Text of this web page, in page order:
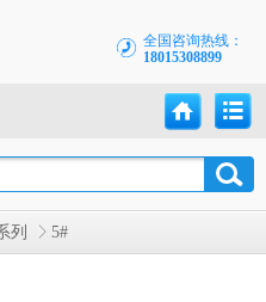
全国咨询热线：
18015308899
列 5#